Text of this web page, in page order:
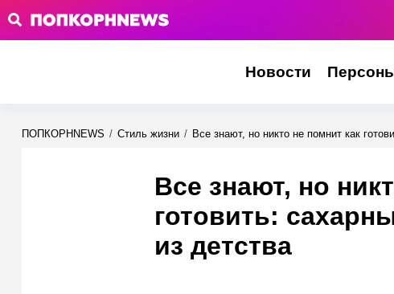
Новости
ПОПКОРНNEWS / Стиль жизни / Все знают, но никто не помнит как
Все знают, но
готовить:
из детства